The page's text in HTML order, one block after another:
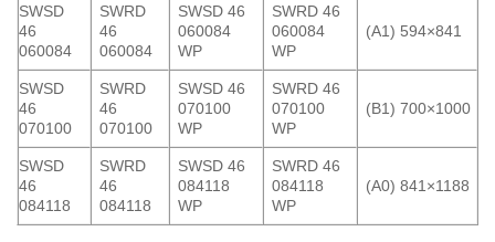
SWSD
46
060084
SWRD
46
060084
SWSD 46
060084
WP
SWRD 46
060084
WP
(A1) 594×841
SWSD
46
070100
SWRD
46
070100
SWSD 46
070100
WP
SWRD 46
070100
WP
(B1) 700×1000
SWSD
46
084118
SWRD
46
084118
SWSD 46
084118
WP
SWRD 46
084118
WP
(A0) 841×1188